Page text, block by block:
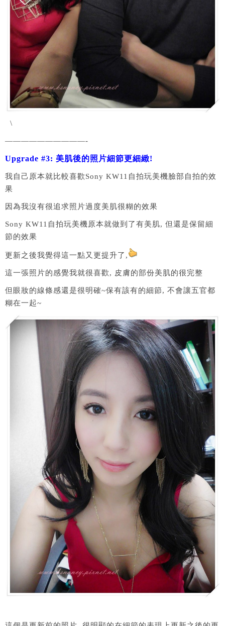
\
——————————-
Upgrade #3: 美肌後的照片細節更細緻!
我自己原本就比較喜歡Sony KW11自拍玩美機臉部自拍的效
果
因為我沒有很追求照片過度美肌很糊的效果
Sony KW11自拍玩美機原本就做到了有美肌, 但還是保留細
節的效果
更新之後我覺得這一點又更提升了,
這一張照片的感覺我就很喜歡, 皮膚的部份美肌的很完整
但眼妝的線條感還是很明確~保有該有的細節, 不會讓五官都
糊在一起~